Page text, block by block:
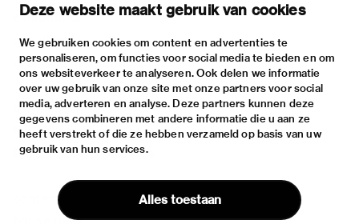
Deze website maakt gebruik van cookies
We gebruiken cookies om content en advertenties te
personaliseren, om functies voor social media te bieden en om
ons websiteverkeer te analyseren. Ook delen we informatie
over uw gebruik van onze site met onze partners voor social
media, adverteren en analyse. Deze partners kunnen deze
gegevens combineren met andere informatie die u aan ze
heeft verstrekt of die ze hebben verzameld op basis van uw
gebruik van hun services.
Alles toestaan
exhibitions
activities
practical information
about
the museum
the collection
foundations & partners
contact